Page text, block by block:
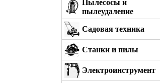
Пылесосы и
пылеудаление
Садовая техника
Станки и пилы
Электроинструмент